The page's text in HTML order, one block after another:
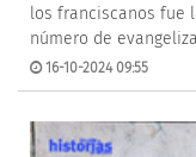
los franciscanos fue
número de
16-10-2024 09:55